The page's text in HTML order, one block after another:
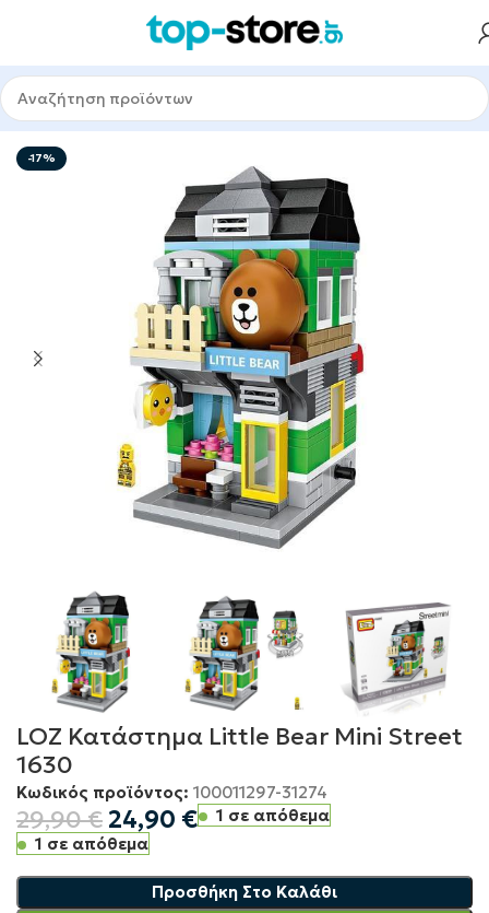
Αρχική σελίδα Παιχνίδια Τουβλάκια
-17%
LOZ Κατάστημα Little Bear Mini Street
1630
Κωδικός προϊόντος: 100011297-31274
29,90€ 24,90 €
1 σε απόθεμα
1 σε απόθεμα
Προσθήκη Στο Καλάθι